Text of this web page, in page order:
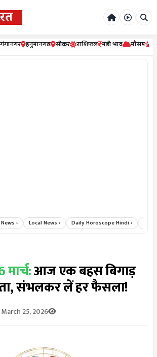
हनुमानगढ़ सीकर राशिफल मंडी भाव मौसम
› Local News › Daily Horoscope Hindi ›
आज एक बहस बिगाड़
संभलकर लें हर फैसला!
March 25, 2026